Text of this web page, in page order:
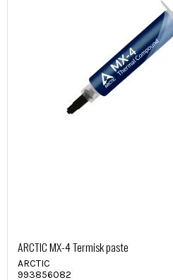
ARCTIC MX-4 Termisk paste
ARCTIC
993856082